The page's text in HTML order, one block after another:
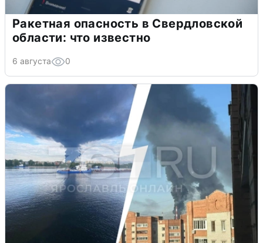
Ракетная опасность в Свердловской
области: что известно
6 августа 0